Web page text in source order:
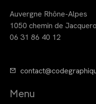
Auvergne Rhône-Alpes
1050 chemin de
06 31 86 40 12
Menu